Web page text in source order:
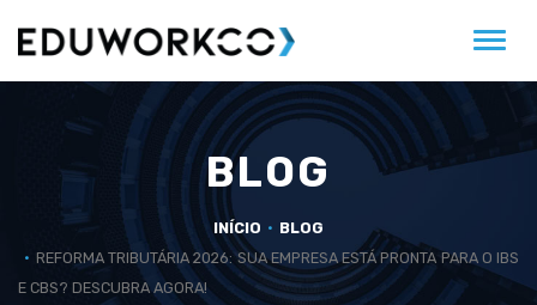
BLOG
INÍCIO
BLOG
REFORMA TRIBUTÁRIA 2026: SUA EMPRESA ESTÁ PRONTA PARA O IBS
E CBS? DESCUBRA AGORA!